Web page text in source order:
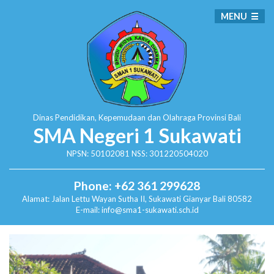
Dinas Pendidikan, Kepemudaan dan Olahraga Provinsi Bali
SMA Negeri 1 Sukawati
NPSN: 50102081 NSS: 301220504020
Phone: +62 361 299628
Alamat: Jalan Lettu Wayan Sutha II, SukawatiGianyar Bali 80582
E-mail: info@sma1-sukawati.sch.id
MENU